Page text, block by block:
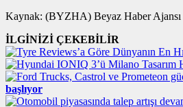
Kaynak: (BYZHA) Beyaz Haber Ajansı
İLGİNİZİ ÇEKEBİLİR
başlıyor